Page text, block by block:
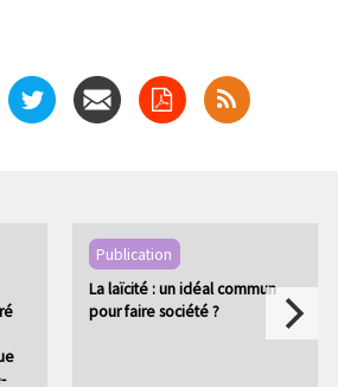
Publication
La laïcité : un idéal commun
pour faire société ?